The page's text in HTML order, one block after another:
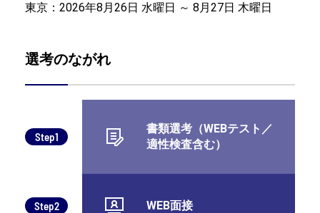
東京： 2026年8月26日 水曜日 ～ 8月27日 木曜日
選考のながれ
Step1
書類選考（WEBテスト／
適性検査含む）
Step2 WEB面接